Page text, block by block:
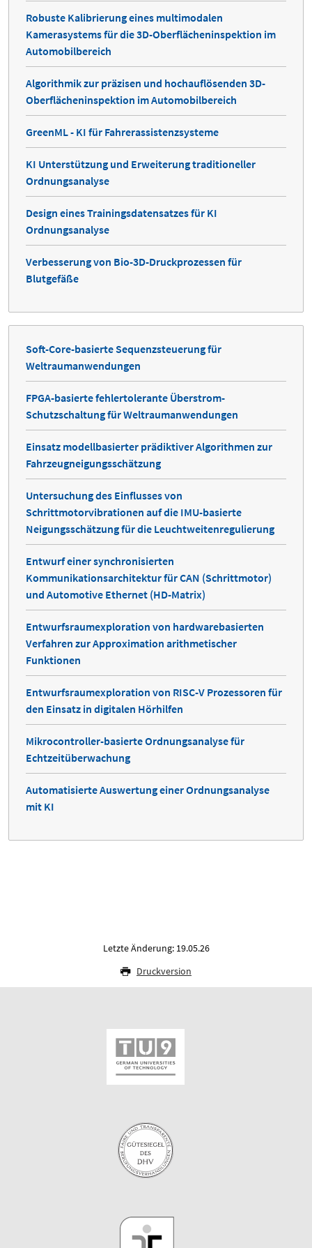
Robuste Kalibrierung eines multimodalen
Kamerasystems für die 3D-Oberflächeninspektion im
Automobilbereich
Algorithmik zur präzisen und hochauflösenden 3D-
Oberflächeninspektion im Automobilbereich
GreenML - KI für Fahrerassistenzsysteme
KI Unterstützung und Erweiterung traditioneller
Ordnungsanalyse
Design eines Trainingsdatensatzes für KI
Ordnungsanalyse
Verbesserung von Bio-3D-Druckprozessen für
Blutgefäße
Soft-Core-basierte Sequenzsteuerung für
Weltraumanwendungen
FPGA-basierte fehlertolerante Überstrom-
Schutzschaltung für Weltraumanwendungen
Einsatz modellbasierter prädiktiver Algorithmen zur
Fahrzeugneigungsschätzung
Untersuchung des Einflusses von
Schrittmotorvibrationen auf die IMU-basierte
Neigungsschätzung für die Leuchtweitenregulierung
Entwurf einer synchronisierten
Kommunikationsarchitektur für CAN (Schrittmotor)
und Automotive Ethernet (HD-Matrix)
Entwurfsraumexploration von hardwarebasierten
Verfahren zur Approximation arithmetischer
Funktionen
Entwurfsraumexploration von RISC-V Prozessoren für
den Einsatz in digitalen Hörhilfen
Mikrocontroller-basierte Ordnungsanalyse für
Echtzeitüberwachung
Automatisierte Auswertung einer Ordnungsanalyse
mit KI
Letzte Änderung: 19.05.26
Druckversion